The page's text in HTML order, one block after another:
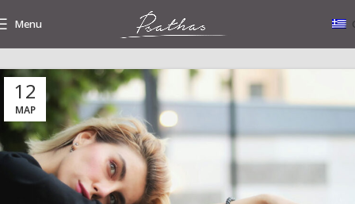
Menu
Tag Archives: ωάρια
12
ΜΑΡ